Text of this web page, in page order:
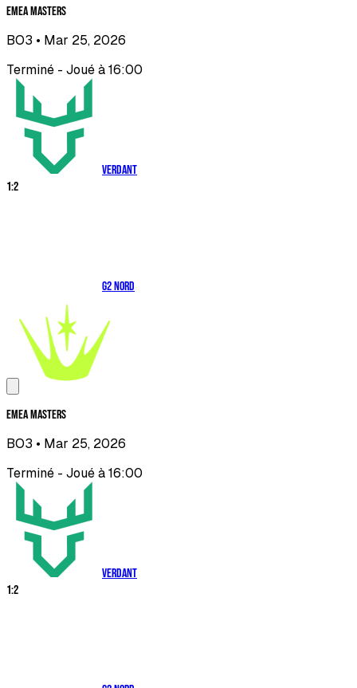
EMEA Masters
BO3 • Mar 25, 2026
Terminé - Joué à 16:00
Verdant
1:2
G2 NORD
EMEA Masters
BO3 • Mar 25, 2026
Terminé - Joué à 16:00
Verdant
1:2